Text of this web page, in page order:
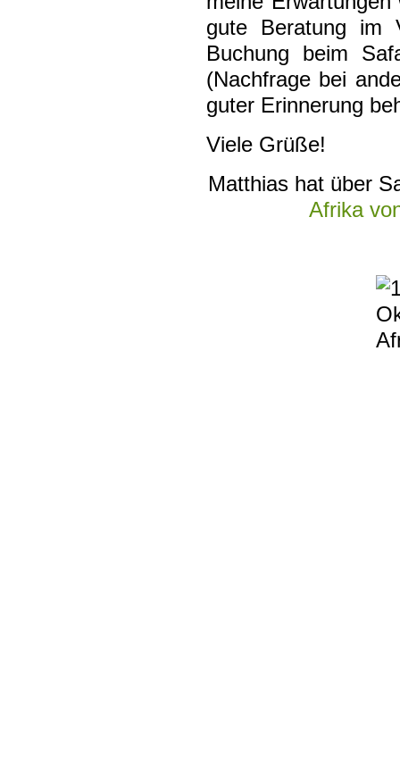
gute Beratung im
Buchung beim
(Nachfrage bei
guter Erinnerung
Viele Grüße!
Matthias hat über
Afrika